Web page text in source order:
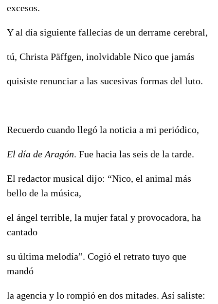
excesos.
Y al día siguiente fallecías de un derrame cerebral,
tú, Christa Päffgen, inolvidable Nico que jamás
quisiste renunciar a las sucesivas formas del luto.
Recuerdo cuando llegó la noticia a mi periódico,
El día de Aragón. Fue hacia las seis de la tarde.
El redactor musical dijo: “Nico, el animal más
bello de la música,
el ángel terrible, la mujer fatal y provocadora, ha
cantado
su última melodía”. Cogió el retrato tuyo que
mandó
la agencia y lo rompió en dos mitades. Así saliste: